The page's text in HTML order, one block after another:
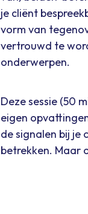
je cliënt
vorm van
vertrouwd te
onderwerpen.
Deze sessie (50
eigen
de signalen bij je
betrekken. Maar